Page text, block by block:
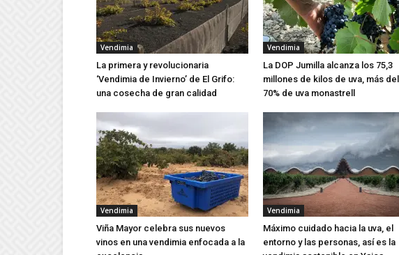
Vendimia
La primera y revolucionaria
‘Vendimia de Invierno’ de El Grifo:
una cosecha de gran calidad
Vendimia
La DOP Jumilla alcanza los 75,3
millones de kilos de uva, más del
70% de uva monastrell
Vendimia
Viña Mayor celebra sus nuevos
vinos en una vendimia enfocada a la
Vendimia
Máximo cuidado hacia la uva, el
entorno y las personas, así es la